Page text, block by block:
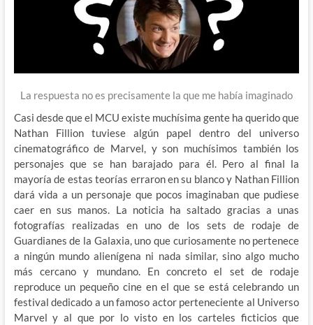
La respuesta no es precisamente la que me había imaginado
Casi desde que el MCU existe muchísima gente ha querido que
Nathan Fillion tuviese algún papel dentro del universo
cinematográfico de Marvel, y son muchísimos también los
personajes que se han barajado para él. Pero al final la
mayoría de estas teorías erraron en su blanco y Nathan Fillion
dará vida a un personaje que pocos imaginaban que pudiese
caer en sus manos. La noticia ha saltado gracias a unas
fotografías realizadas en uno de los sets de rodaje de
Guardianes de la Galaxia, uno que curiosamente no pertenece
a ningún mundo alienígena ni nada similar, sino algo mucho
más cercano y mundano. En concreto el set de rodaje
reproduce un pequeño cine en el que se está celebrando un
festival dedicado a un famoso actor perteneciente al Universo
Marvel y al que por lo visto en los carteles ficticios que